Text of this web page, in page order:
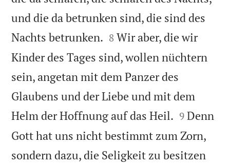
und die da betrunken sind, die sind des
Nachts betrunken. 

8 Wir aber, die wir
Kinder des Tages sind, wollen nüchtern
sein, angetan mit dem Panzer des
Glaubens und der Liebe und mit dem
Helm der Hoffnung auf das Heil. 

9 Denn
Gott hat uns nicht bestimmt zum Zorn,
sondern dazu, die Seligkeit zu besitzen